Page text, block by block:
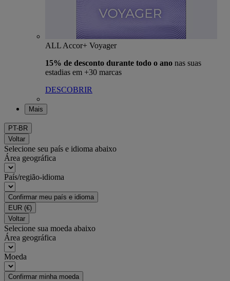
ALL Accor+ Voyager
15% de desconto durante todo o ano nas suas
estadias em +30 marcas
DESCOBRIR
Mais
PT-BR
Voltar
Selecione seu país e idioma abaixo
Área geográfica
País/região-idioma
Confirmar meu país e idioma
EUR (€)
Voltar
Selecione sua moeda abaixo
Área geográfica
Moeda
Confirmar minha moeda